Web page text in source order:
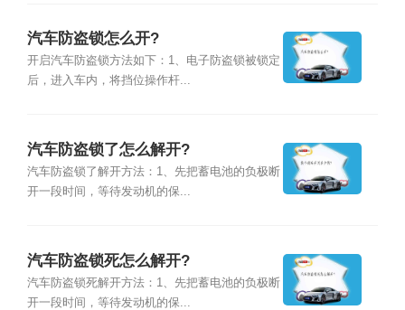
汽车防盗锁怎么开?
开启汽车防盗锁方法如下：1、电子防盗锁被锁定
后，进入车内，将挡位操作杆...
汽车防盗锁了怎么解开?
汽车防盗锁了解开方法：1、先把蓄电池的负极断
开一段时间，等待发动机的保...
汽车防盗锁死怎么解开?
汽车防盗锁死解开方法：1、先把蓄电池的负极断
开一段时间，等待发动机的保...